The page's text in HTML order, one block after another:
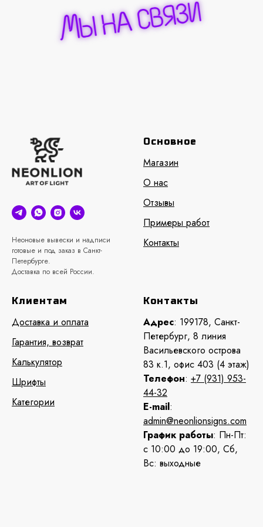
Неоновые вывески и надписи
готовые и под заказ в Санкт-
Петербурге.
Доставка по всей России.
Основное
Магазин
О нас
Отзывы
Примеры работ
Контакты
Клиентам
Доставка и оплата
Гарантия, возврат
Калькулятор
Шрифты
Категории
Контакты
Адрес: 199178, Санкт-
Петербург, 8 линия
Васильевского острова
83 к.1, офис 403 (4 этаж)
Телефон: +7 (931) 953-
44-32
E-mail:
admin@neonlionsigns.com
График работы: Пн-Пт:
с 10:00 до 19:00, Сб,
Вс: выходные